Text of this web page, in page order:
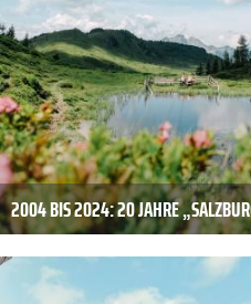
2004 BIS 2024: 20 JAHRE